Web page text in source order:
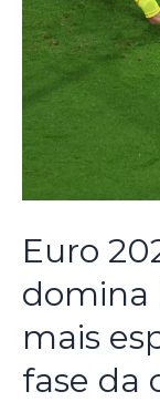
Euro
domina
mais
fase da